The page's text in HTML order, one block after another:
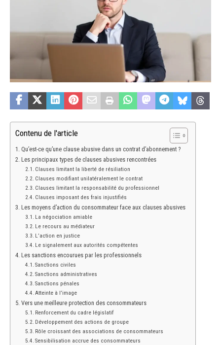
Contenu de l'article
Qu’est-ce qu’une clause abusive dans un contrat d’abonnement ?
Les principaux types de clauses abusives rencontrées
Clauses limitant la liberté de résiliation
Clauses modifiant unilatéralement le contrat
Clauses limitant la responsabilité du professionnel
Clauses imposant des frais injustifiés
Les moyens d’action du consommateur face aux clauses abusives
La négociation amiable
Le recours au médiateur
L’action en justice
Le signalement aux autorités compétentes
Les sanctions encourues par les professionnels
Sanctions civiles
Sanctions administratives
Sanctions pénales
Atteinte à l’image
Vers une meilleure protection des consommateurs
Renforcement du cadre législatif
Développement des actions de groupe
Rôle croissant des associations de consommateurs
Sensibilisation accrue des consommateurs